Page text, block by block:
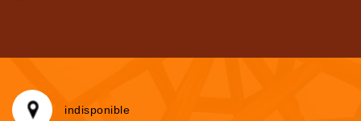
indisponible